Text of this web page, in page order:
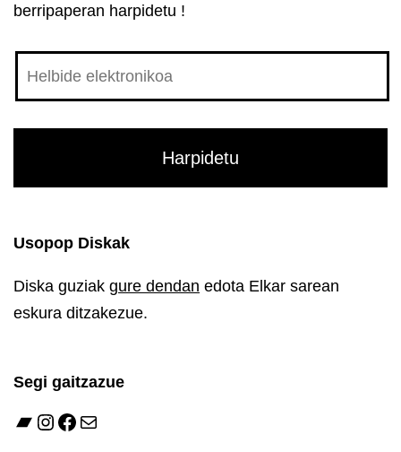
berripaperan harpidetu !
Usopop Diskak
Diska guziak gure dendan edota Elkar sarean
eskura ditzakezue.
Segi gaitzazue
Bandcamp
Instagram
Facebook
Mail